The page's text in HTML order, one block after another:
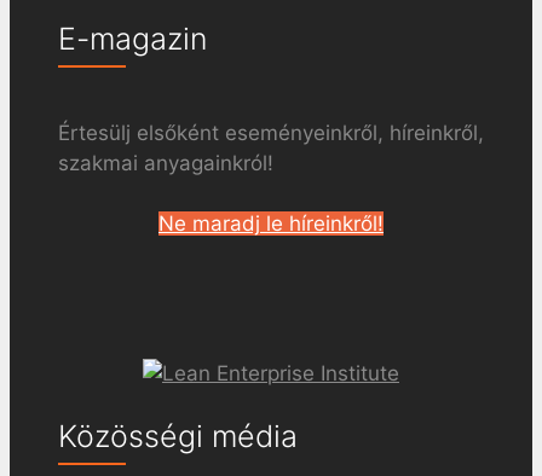
E-magazin
Értesülj elsőként eseményeinkről, híreinkről,
szakmai anyagainkról!
Ne maradj le híreinkről!
Közösségi média